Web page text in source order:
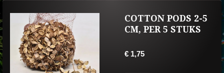
COTTON PODS 2-5
CM, PER 5 STUKS
€ 1,75